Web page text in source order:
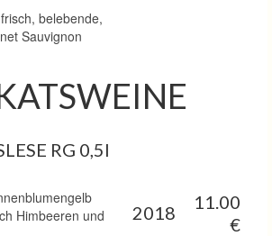
belebende,
Sauvignon
RG 0,5l
Himbeeren und
2018
11.00
€